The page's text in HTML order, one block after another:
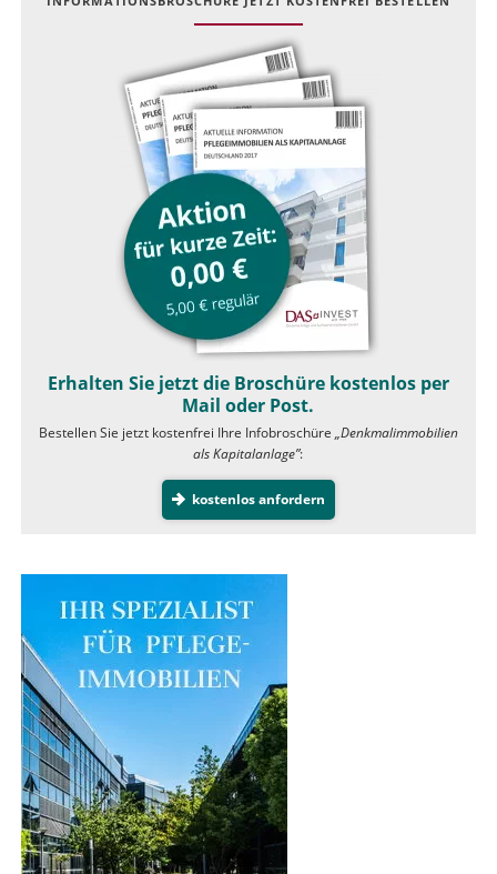
Erhalten Sie jetzt die Broschüre kostenlos per
Mail oder Post.
Bestellen Sie jetzt kostenfrei Ihre Infobroschüre „Denkmalimmobilien
als Kapitalanlage”:
kostenlos anfordern